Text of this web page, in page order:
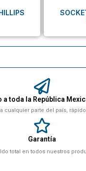
a toda la República
cualquier parte del país,
Garantía
total en todos nuestros